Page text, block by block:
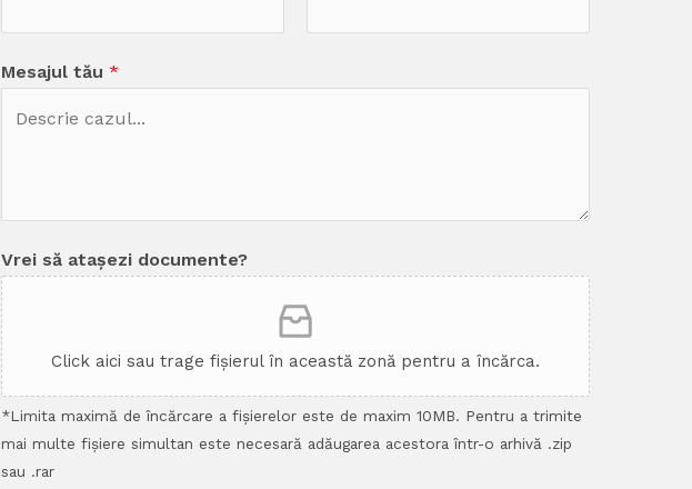
Mesajul tău *
Vrei să atașezi documente?
Click aici sau trage fișierul în această zonă pentru a încărca.
*Limita maximă de încărcare a fișierelor este de maxim 10MB. Pentru a trimite
mai multe fișiere simultan este necesară adăugarea acestora într-o arhivă .zip
sau .rar